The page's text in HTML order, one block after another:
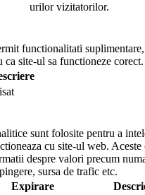
urilor vizitatorilor.
functionalitati
ca site-ul sa functioneze corect.
sunt folosite pentru a
cu site-ul web.
despre valori precum
sursa de trafic etc.
Expirare